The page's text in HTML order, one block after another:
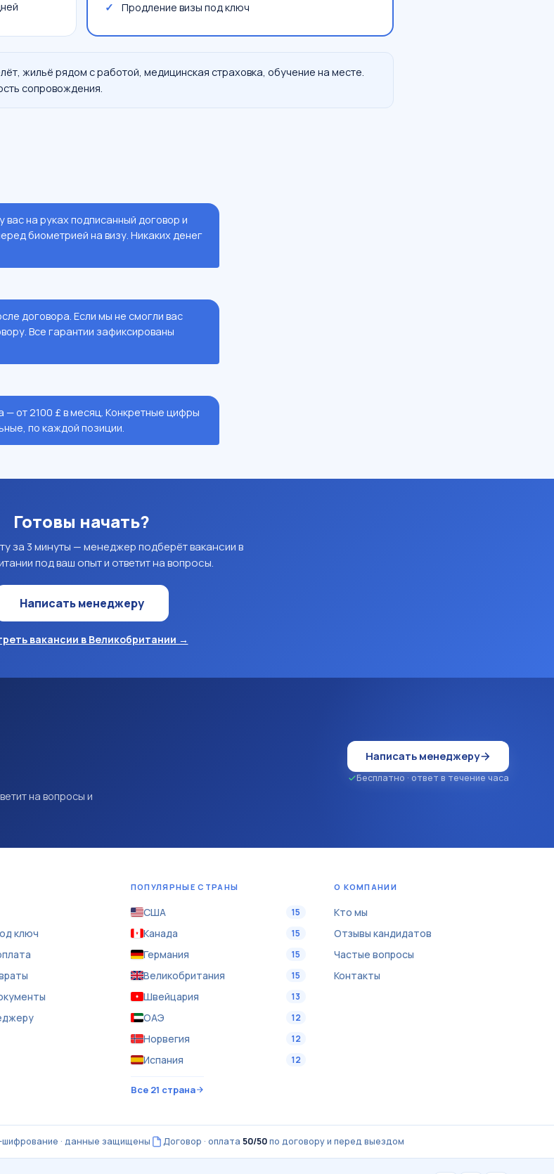
Продление визы под ключ
жильё рядом с работой, медицинская страховка, обучение на месте.
сопровождения.
вас на руках подписанный договор и
биометрией на визу. Никаких денег
договора. Если мы не смогли вас
Все гарантии зафиксированы
— от 2100 £ в месяц. Конкретные цифры
по каждой позиции.
Готовы начать?
за 3 минуты — менеджер подберёт вакансии в
под ваш опыт и ответит на вопросы.
Написать менеджеру
вакансии в Великобритании →
на вопросы и
Написать менеджеру
Бесплатно · ответ в течение часа
ключ
ПОПУЛЯРНЫЕ СТРАНЫ
США 15
Канада 15
Германия 15
Великобритания 15
Швейцария 13
ОАЭ 12
Норвегия 12
Испания 12
Все 21 страна
О КОМПАНИИ
Кто мы
Отзывы кандидатов
Частые вопросы
Контакты
шифрование · данные защищены Договор · оплата 50/50по договору и перед выездом